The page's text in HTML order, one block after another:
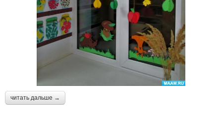
читать дальше →